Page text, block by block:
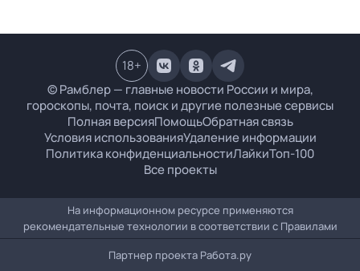
© Рамблер — главные новости России и мира,
гороскопы, почта, поиск и другие полезные сервисы
Полная версияПомощьОбратная связь
Условия использованияУдаление информации
Политика конфиденциальностиЛайкиТоп-100
Все проекты
18+
На информационном ресурсе применяются
рекомендательные технологии в соответствии с Правилами
Партнер проекта Работа.ру